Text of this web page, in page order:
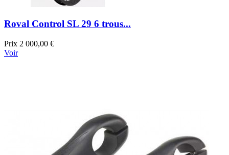
Roval Control SL 29 6 trous...
Prix 2 000,00 €
Voir